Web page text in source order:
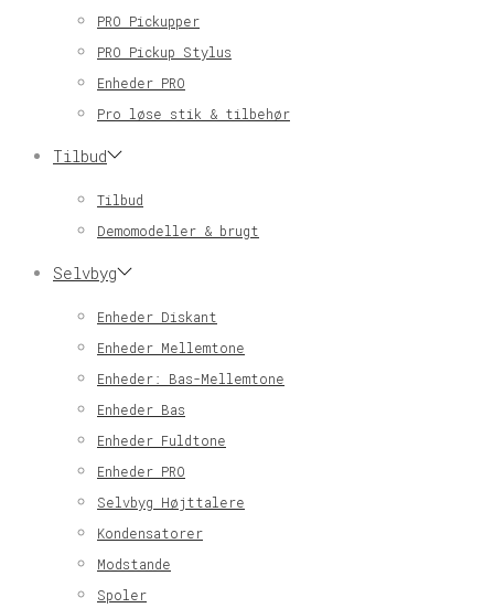
PRO Pickupper
PRO Pickup Stylus
Enheder PRO
Pro løse stik & tilbehør
Tilbud
Tilbud
Demomodeller & brugt
Selvbyg
Enheder Diskant
Enheder Mellemtone
Enheder: Bas-Mellemtone
Enheder Bas
Enheder Fuldtone
Enheder PRO
Selvbyg Højttalere
Kondensatorer
Modstande
Spoler